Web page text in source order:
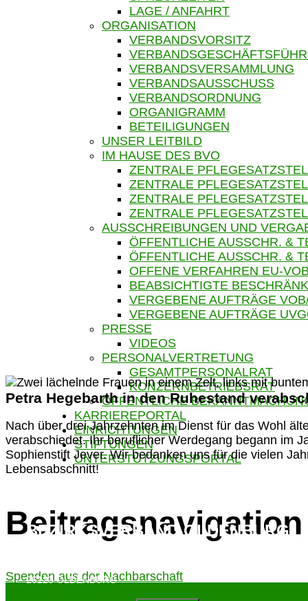
LAGE / ANFAHRT
ORGANISATION
VERBANDSVORSITZ
VERBANDSVERSAMMLUNG
VERBANDSAUSSCHUSS
VERBANDSORDNUNG
ORGANIGRAMM
BETEILIGUNGEN
UNSER LEITBILD
IM HAUSE DES BVO
ZENTRALE
ZENTRALE
ZENTRALE
ZENTRALE
AUSSCHREIBUNGEN UND
ÖFFENTLICHE AUSSCHR. &
ÖFFENTLICHE AUSSCHR. &
OFFENE VERFAHREN EU-
BEABSICHTIGTE
VERGEBENE AUFTRÄGE
VERGEBENE AUFTRÄGE
PRESSE
VIDEOS
PERSONALVERTRETUNG
GESAMTPERSONALRAT
KONZERNBETRIEBSRAT
ÖFFENTLICHE
KARRIEREPORTAL
EINRICHTUNGEN
STIFTUNGEN
UNTERSTÜTZUNGSPORTAL
Petra Hegebarth in den Ruhestand
Nach über drei Jahrzehnten im Dienst für das Wohl
verabschiedet. Ihr beruflicher Werdegang begann im
Sophienstift Jever. Wir bedanken uns für die vielen
Lebensabschnitt!
Beitragsnavigation
Spenden aus der Nachbarschaft
BEZIRKSVERBAND OLDENBURG
26123 OLDENBURG